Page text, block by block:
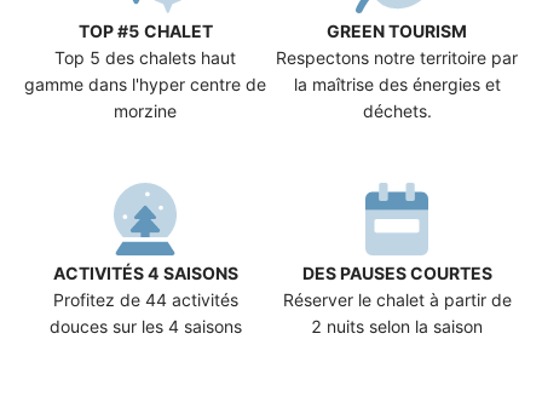
TOP #5 CHALET
Top 5 des chalets haut
gamme dans l'hyper centre de
morzine
GREEN TOURISM
Respectons notre territoire par
la maîtrise des énergies et
déchets.
ACTIVITÉS 4 SAISONS
Profitez de 44 activités
douces sur les 4 saisons
DES PAUSES COURTES
Réserver le chalet à partir de
2 nuits selon la saison